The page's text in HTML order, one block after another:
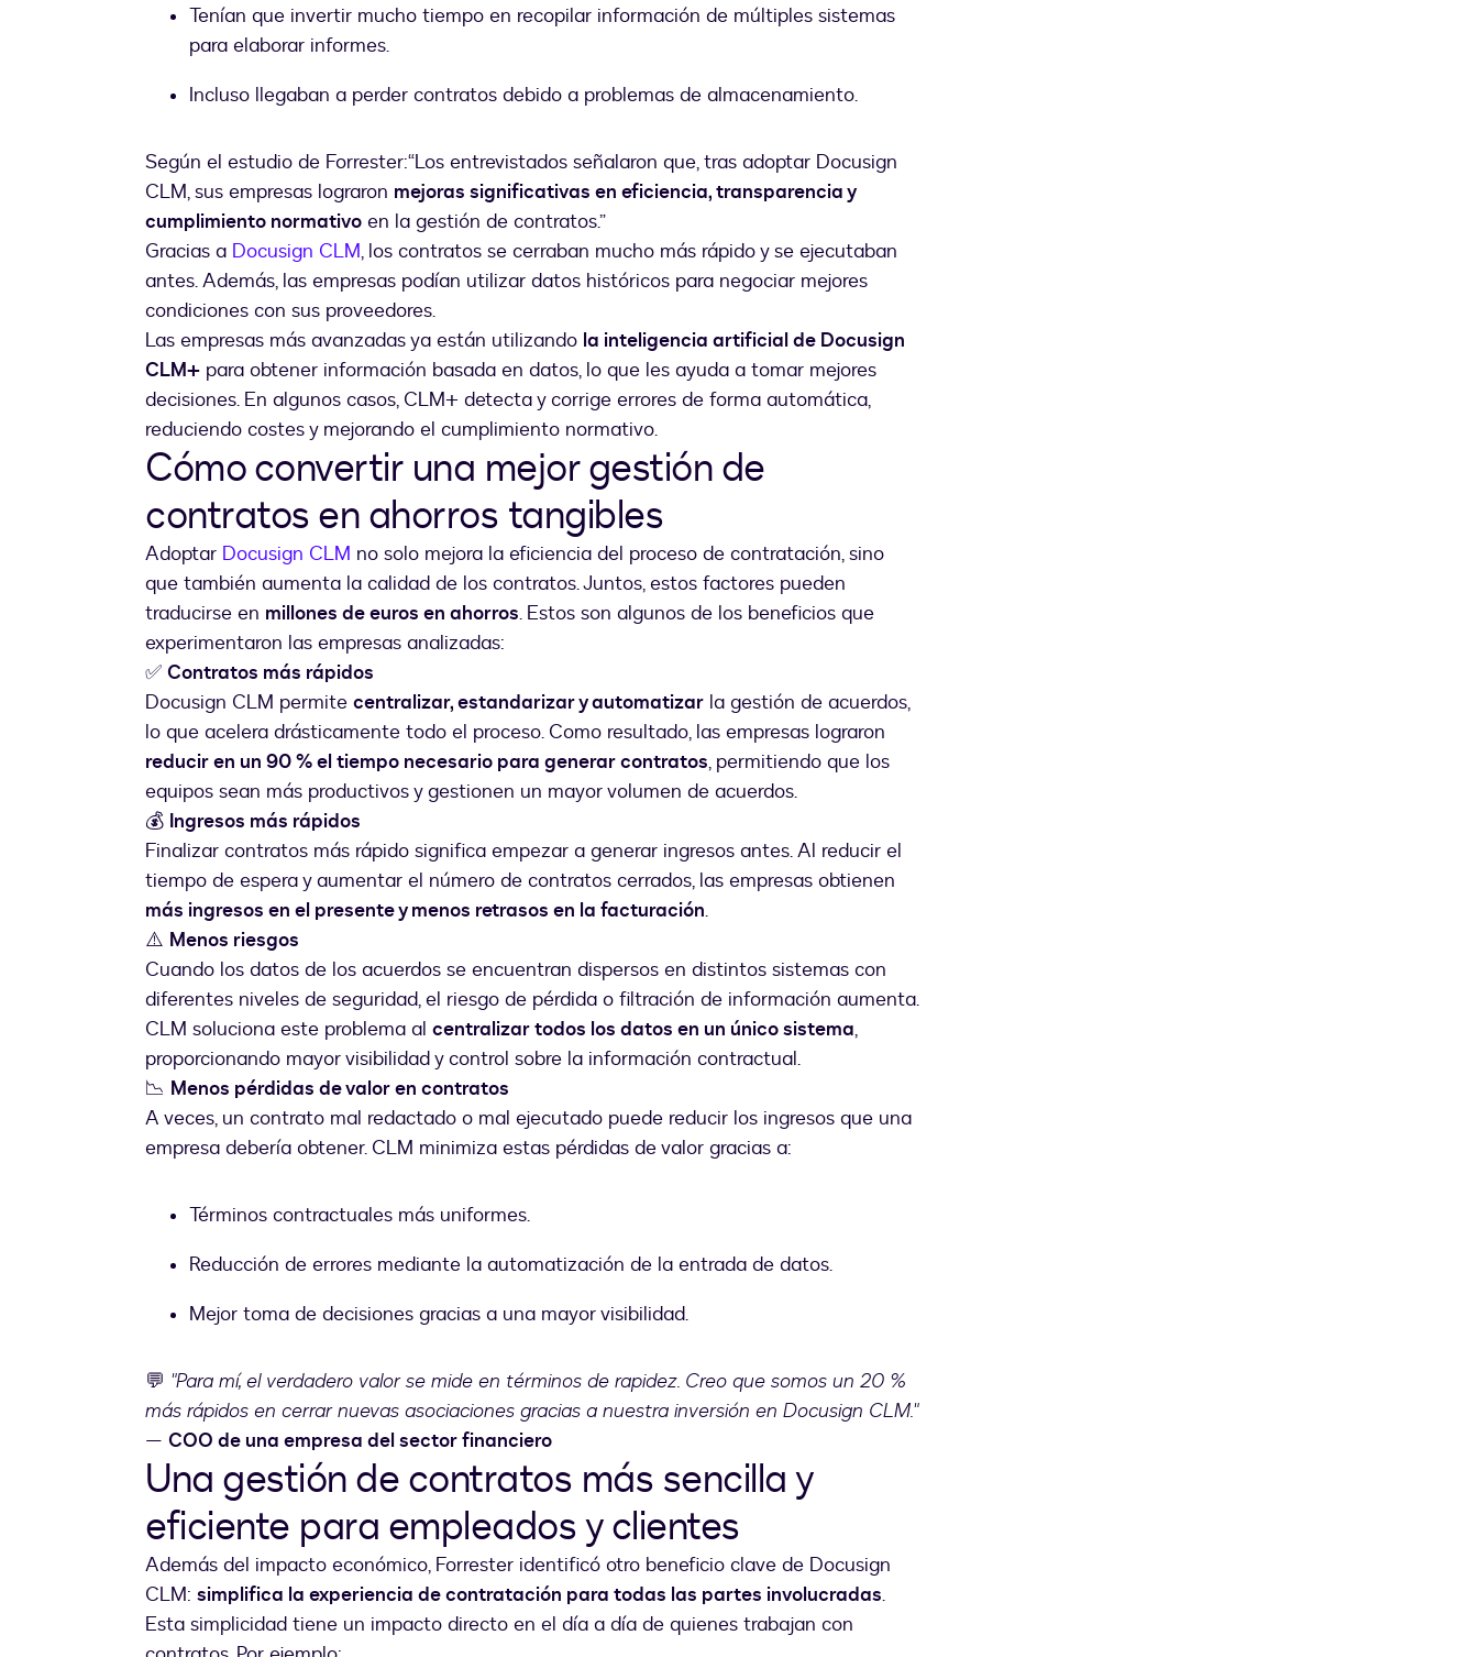
Tenían que invertir mucho tiempo en recopilar información de múltiples sistemas
para elaborar informes.
Incluso llegaban a perder contratos debido a problemas de almacenamiento.
Según el estudio de Forrester:“Los entrevistados señalaron que, tras adoptar Docusign
CLM, sus empresas lograron mejoras significativas en eficiencia, transparencia y
cumplimiento normativo en la gestión de contratos.”
Gracias a Docusign CLM, los contratos se cerraban mucho más rápido y se ejecutaban
antes. Además, las empresas podían utilizar datos históricos para negociar mejores
condiciones con sus proveedores.
Las empresas más avanzadas ya están utilizando la inteligencia artificial de Docusign
CLM+ para obtener información basada en datos, lo que les ayuda a tomar mejores
decisiones. En algunos casos, CLM+ detecta y corrige errores de forma automática,
reduciendo costes y mejorando el cumplimiento normativo.
Cómo convertir una mejor gestión de
contratos en ahorros tangibles
Adoptar Docusign CLM no solo mejora la eficiencia del proceso de contratación, sino
que también aumenta la calidad de los contratos. Juntos, estos factores pueden
traducirse en millones de euros en ahorros. Estos son algunos de los beneficios que
experimentaron las empresas analizadas:
✅ Contratos más rápidos
Docusign CLM permite centralizar, estandarizar y automatizar la gestión de acuerdos,
lo que acelera drásticamente todo el proceso. Como resultado, las empresas lograron
reducir en un 90 % el tiempo necesario para generar contratos, permitiendo que los
equipos sean más productivos y gestionen un mayor volumen de acuerdos.
💰 Ingresos más rápidos
Finalizar contratos más rápido significa empezar a generar ingresos antes. Al reducir el
tiempo de espera y aumentar el número de contratos cerrados, las empresas obtienen
más ingresos en el presente y menos retrasos en la facturación.
⚠️ Menos riesgos
Cuando los datos de los acuerdos se encuentran dispersos en distintos sistemas con
diferentes niveles de seguridad, el riesgo de pérdida o filtración de información aumenta.
CLM soluciona este problema al centralizar todos los datos en un único sistema,
proporcionando mayor visibilidad y control sobre la información contractual.
📉 Menos pérdidas de valor en contratos
A veces, un contrato mal redactado o mal ejecutado puede reducir los ingresos que una
empresa debería obtener. CLM minimiza estas pérdidas de valor gracias a:
Términos contractuales más uniformes.
Reducción de errores mediante la automatización de la entrada de datos.
Mejor toma de decisiones gracias a una mayor visibilidad.
💬 "Para mí, el verdadero valor se mide en términos de rapidez. Creo que somos un 20 %
más rápidos en cerrar nuevas asociaciones gracias a nuestra inversión en Docusign CLM."
— COO de una empresa del sector financiero
Una gestión de contratos más sencilla y
eficiente para empleados y clientes
Además del impacto económico, Forrester identificó otro beneficio clave de Docusign
CLM: simplifica la experiencia de contratación para todas las partes involucradas.
Esta simplicidad tiene un impacto directo en el día a día de quienes trabajan con